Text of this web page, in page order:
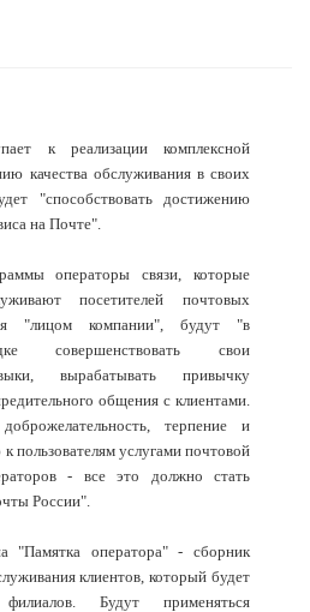
к реализации комплексной
качества обслуживания в своих
"способствовать достижению
на Почте".
операторы связи, которые
посетителей почтовых
"лицом компании", будут "в
совершенствовать свои
вырабатывать привычку
общения с клиентами.
терпение и
пользователям услугами почтовой
- все это должно стать
России".
"Памятка оператора" - сборник
клиентов, который будет
Будут применяться